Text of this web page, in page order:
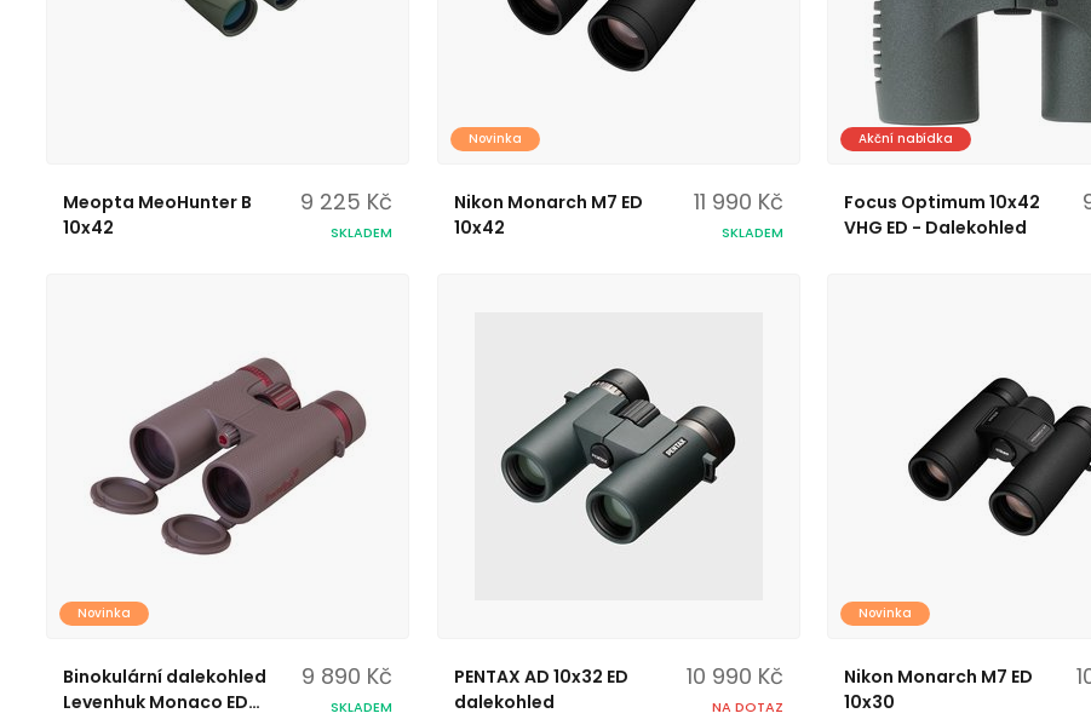
Meopta MeoHunter B
10x42
9 225 Kč
SKLADEM
Novinka
Nikon Monarch M7 ED
10x42
11 990 Kč
SKLADEM
Akční nabídka
Focus Optimum 10x42
VHG ED - Dalekohled
Novinka
Binokulární dalekohled
Levenhuk Monaco ED
9 890 Kč
SKLADEM
PENTAX AD 10x32 ED
dalekohled
10 990 Kč
NA DOTAZ
Novinka
Nikon Monarch M7 ED
10x30